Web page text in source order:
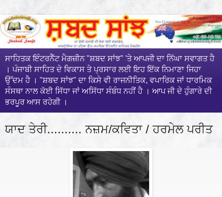
ਸਾਹਿਤਕ ਇੰਟਰਨੈੱਟ ਮੈਗਜ਼ੀਨ "ਸ਼ਬਦ ਸਾਂਝ" 'ਤੇ ਆਪਜੀ ਦਾ ਨਿੱਘਾ ਸਵਾਗਤ ਹੈ
। ਪੰਜਾਬੀ ਸਾਹਿਤ ਦੇ ਵਿਕਾਸ ਤੇ ਪ੍ਰਸਾਰ ਲਈ ਇਹ ਇੱਕ ਨਿਮਾਣਾ ਜਿਹਾ
ਉੱਦਮ ਹੈ । "ਸ਼ਬਦ ਸਾਂਝ" ਦਾ ਕਿਸੇ ਵੀ ਰਾਜਨੀਤਿਕ, ਵਪਾਰਿਕ ਜਾਂ ਧਾਰਮਿਕ
ਸੰਸਥਾ ਨਾਲ ਕੋਈ ਸਿੱਧਾ ਜਾਂ ਅਸਿੱਧਾ ਸੰਬੰਧ ਨਹੀਂ ਹੈ । ਆਪ ਜੀ ਦੇ ਹੁੰਗਾਰੇ ਦੀ
ਭਰਪੂਰ ਆਸ ਰਹੇਗੀ ।
ਯਾਦ ਤੇਰੀ.......... ਨਜ਼ਮ/ਕਵਿਤਾ / ਹਰਮੇਲ ਪਰੀਤ